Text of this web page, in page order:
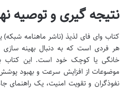
نتیجه گیری و توصیه
کتاب وای فای لذیذ (ناشر ماهنامه
هر فردی است که به دنبال بهینه
خانگی یا کوچک خود است. این کتاب
موضوعات از افزایش سرعت و بهبود
نفوذگران و تقویت امنیت، یک